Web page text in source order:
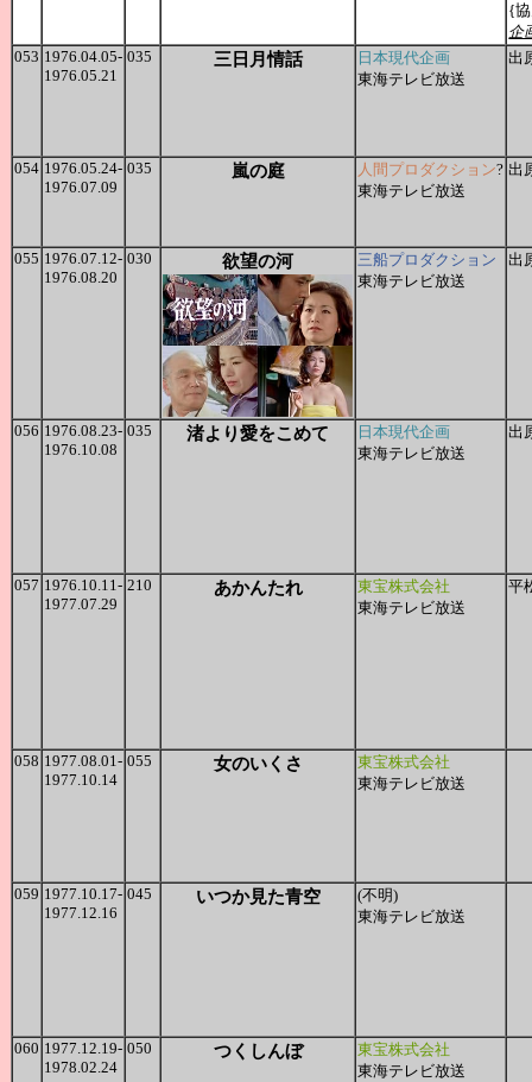
{
企
053 1976.04.05-
1976.05.21
035 三日月情話
日本現代企画
東海テレビ放送
出
054 1976.05.24-
1976.07.09
035 嵐の庭 人間プロダクション?
東海テレビ放送
出
055 1976.07.12-
1976.08.20
030 欲望の河
三船プロダクション
東海テレビ放送
出
056 1976.08.23-
1976.10.08
035 渚より愛をこめて
日本現代企画
東海テレビ放送
出
057 1976.10.11-
1977.07.29
210 あかんたれ
東宝株式会社
東海テレビ放送
平
058 1977.08.01-
1977.10.14
055 女のいくさ
東宝株式会社
東海テレビ放送
059 1977.10.17-
1977.12.16
045 いつか見た青空
(不明)
東海テレビ放送
060 1977.12.19-
1978.02.24
050 つくしんぼ
東宝株式会社
東海テレビ放送